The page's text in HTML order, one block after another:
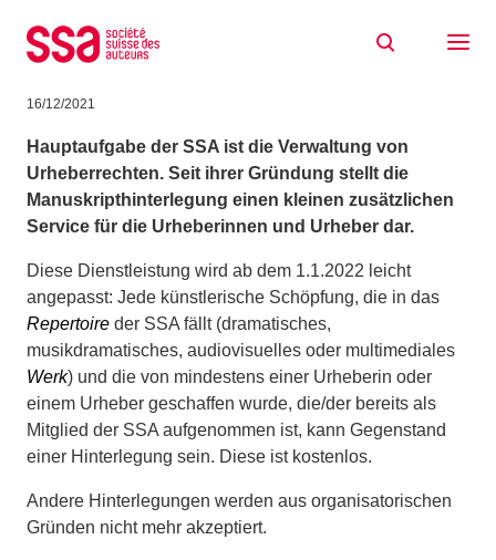
Änderung
16/12/2021
Hauptaufgabe der SSA ist die Verwaltung von
Urheberrechten. Seit ihrer Gründung stellt die
Manuskripthinterlegung einen kleinen zusätzlichen
Service für die Urheberinnen und Urheber dar.
Diese Dienstleistung wird ab dem 1.1.2022 leicht
angepasst: Jede künstlerische Schöpfung, die in das
Repertoire der SSA fällt (dramatisches,
musikdramatisches, audiovisuelles oder multimediales
Werk) und die von mindestens einer Urheberin oder
einem Urheber geschaffen wurde, die/der bereits als
Mitglied der SSA aufgenommen ist, kann Gegenstand
einer Hinterlegung sein. Diese ist kostenlos.
Andere Hinterlegungen werden aus organisatorischen
Gründen nicht mehr akzeptiert.